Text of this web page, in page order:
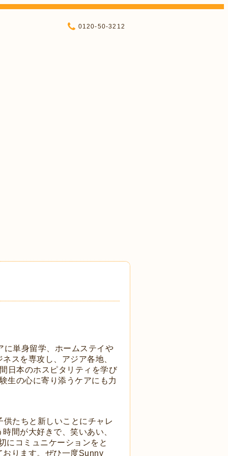
0120-50-3212
に単身留学、ホームステイや
スを専攻し、アジア各地、
日本のホスピタリティを学び
生の心に寄り添うケアにも力
たちと新しいことにチャレ
間が大好きで、笑いあい、
にコミュニケーションをと
ります。ぜひ一度Sunny